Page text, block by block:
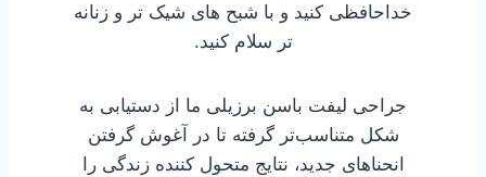
خداحافظی کنید و با شبح های شیک تر و زنانه
تر سلام کنید.
جراحی لیفت باسن برزیلی ما از دستیابی به
شکل متناسب‌تر گرفته تا در آغوش گرفتن
انحناهای جدید، نتایج متحول کننده زندگی را